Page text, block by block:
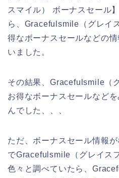
スマイル） ボーナスセール
ら、Gracefulsmile（グレイ
得なボーナスセールなどの
いました。
その結果、Gracefulsmile（
お得なボーナスセールなど
んでした、、、
ただ、ボーナスセール情報
でGracefulsmile（グレイス
色々と調べていたら、